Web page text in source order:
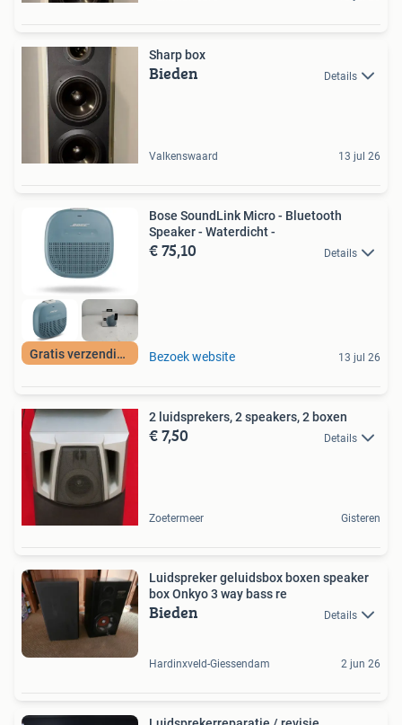
Sharp box
Bieden Details
Valkenswaard 13 jul 26
Gratis verzending
Bose SoundLink Micro - Bluetooth
Speaker - Waterdicht -
€ 75,10 Details
Bezoek website 13 jul 26
2 luidsprekers, 2 speakers, 2 boxen
€ 7,50 Details
Zoetermeer Gisteren
Luidspreker geluidsbox boxen speaker
box Onkyo 3 way bass re
Bieden Details
Hardinxveld-Giessendam 2 jun 26